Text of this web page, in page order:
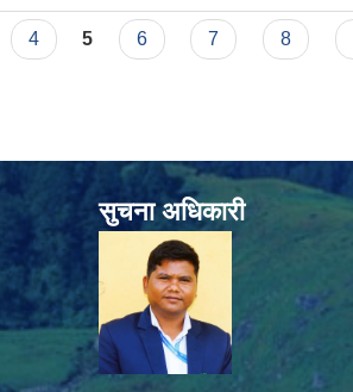
4 5 6 7 8
सुचना अधिकारी